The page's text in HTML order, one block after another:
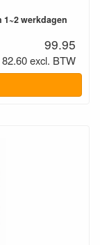
werkdagen
99.95
82.60 excl. BTW